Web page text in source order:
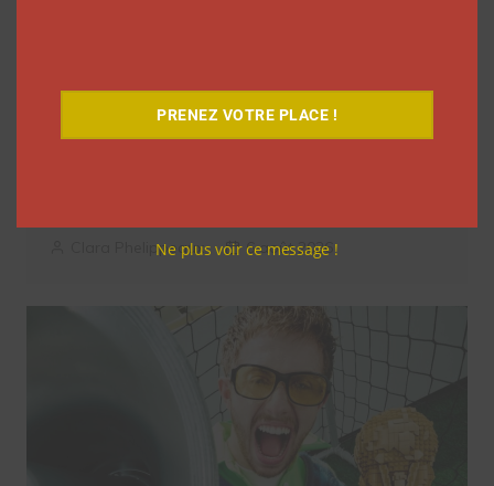
Clara Phelippeaux 6 août 2026
PRENEZ VOTRE PLACE !
Ne plus voir ce message !